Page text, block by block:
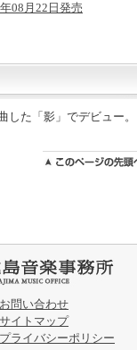
08月22日発売
た「影」でデビュー。
お問い合わせ
サイトマップ
プライバシーポリシー